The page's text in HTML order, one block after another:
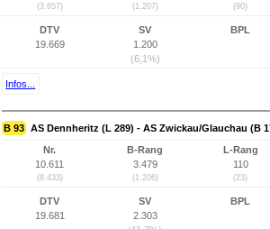
(3.657) (1.207) (90)
DTV
19.669
SV
1.200
(6,1%)
BPL
Infos...
B 93 AS Dennheritz (L 289) - AS Zwickau/Glauchau (B
Nr.
10.611
(8.433)
B-Rang
3.479
(1.206)
L-Rang
110
(23)
DTV
19.681
SV
2.303
BPL